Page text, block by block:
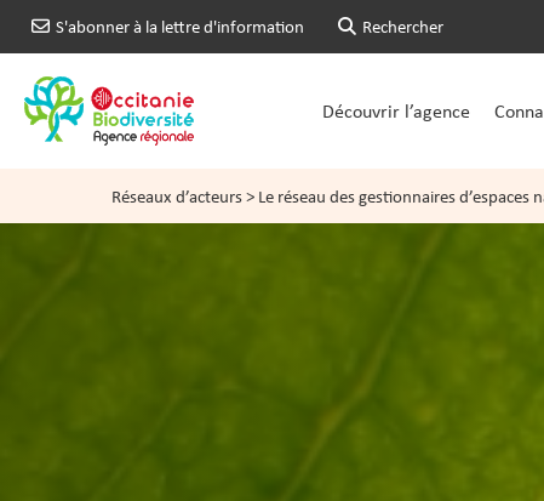
S'abonner à la lettre d'information Rechercher
Découvrir l’agence
Réseaux d’acteurs> Le réseau des gestionnaires d’espaces